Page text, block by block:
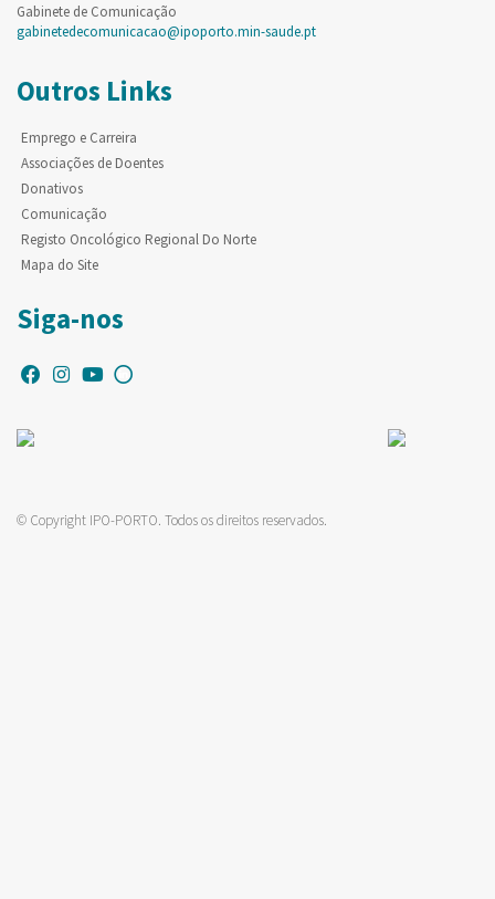
Gabinete de Comunicação
gabinetedecomunicacao@ipoporto.min-saude.pt
Outros Links
Emprego e Carreira
Associações de Doentes
Donativos
Comunicação
Registo Oncológico Regional Do Norte
Mapa do Site
Siga-nos
© Copyright IPO-PORTO. Todos os direitos reservados.